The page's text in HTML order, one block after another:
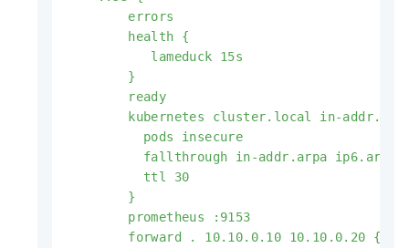
        errors
        health {
           lameduck 15s
        }
        ready
kubernetes cluster.local in-
          pods insecure
          fallthrough in-addr.arpa ip6.arpa
          ttl 30
        }
        prometheus :9153
        forward . 10.10.0.10 10.10.0.20 {